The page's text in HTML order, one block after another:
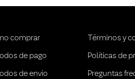
comprar
de pago
de envio
Términos y
Políticas de
Preguntas